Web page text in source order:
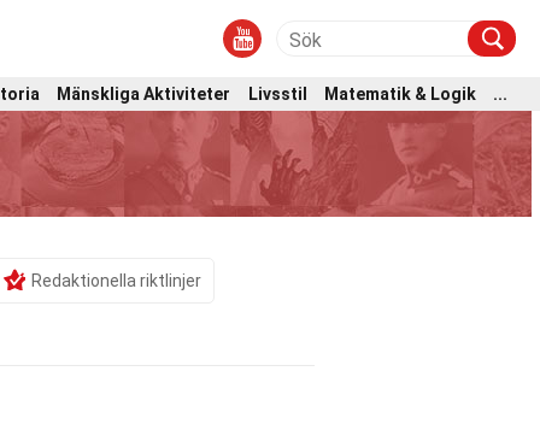
Mänskliga Aktiviteter Livsstil Matematik & Logik ...
Redaktionella riktlinjer